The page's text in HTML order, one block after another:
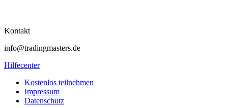
Kontakt
info@tradingmasters.de
Hilfecenter
Kostenlos teilnehmen
Impressum
Datenschutz